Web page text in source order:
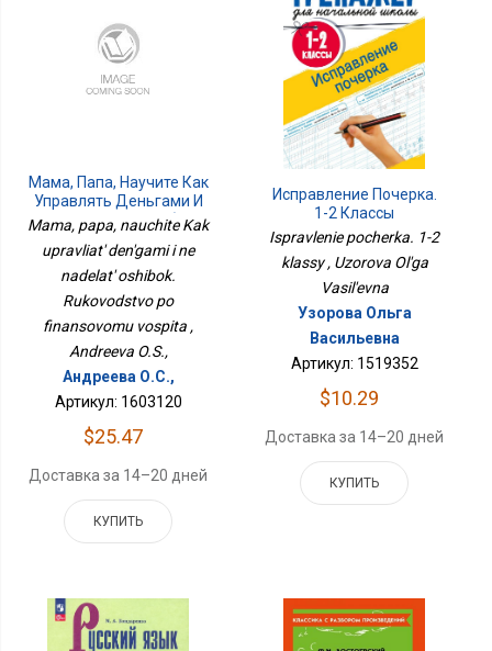
Мама, Папа, Научите Как
Управлять Деньгами И
Не Наделать Ошибок.
Руководство По
Финансовому Воспита
Mama, papa, nauchite Kak
upravliat' den'gami i ne
nadelat' oshibok.
Rukovodstvo po
finansovomu vospita ,
Andreeva O.S.,
Андреева О.С.,
Артикул: 1603120
$25.47
Доставка за 14–20 дней
КУПИТЬ
Исправление Почерка.
1-2 Классы
Ispravlenie pocherka. 1-2
klassy , Uzorova Ol'ga
Vasil'evna
Узорова Ольга
Васильевна
Артикул: 1519352
$10.29
Доставка за 14–20 дней
КУПИТЬ